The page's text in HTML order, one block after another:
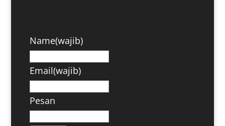
Name(wajib)
Email(wajib)
Pesan